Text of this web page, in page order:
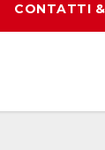
CONTATTI